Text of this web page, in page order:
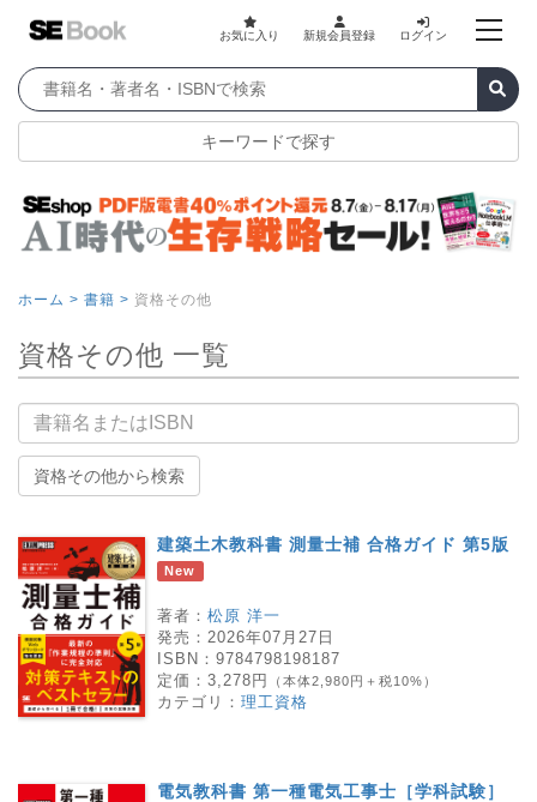
お気に入り 新規会員登録 ログイン
キーワードで探す
ホーム > 書籍 > 資格その他
資格その他 一覧
書籍名
資格その他から検索
建築土木教科書 測量士補 合格ガイド 第5版
New
著者： 松原 洋一
発売： 2026年07月27日
ISBN： 9784798198187
定価： 3,278円 （本体2,980円＋税10%）
カテゴリ： 理工資格
電気教科書 第一種電気工事士［学科試験］